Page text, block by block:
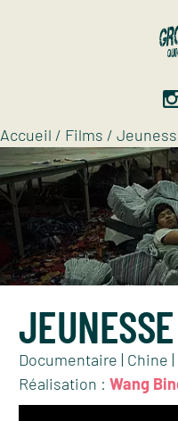
Accueil / Films /
JEUNESSE
Documentaire | Chine |
Réalisation : Wang